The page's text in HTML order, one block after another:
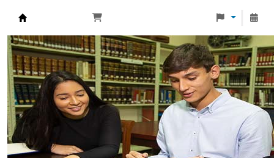
Biblioteca Universidad Monteávila